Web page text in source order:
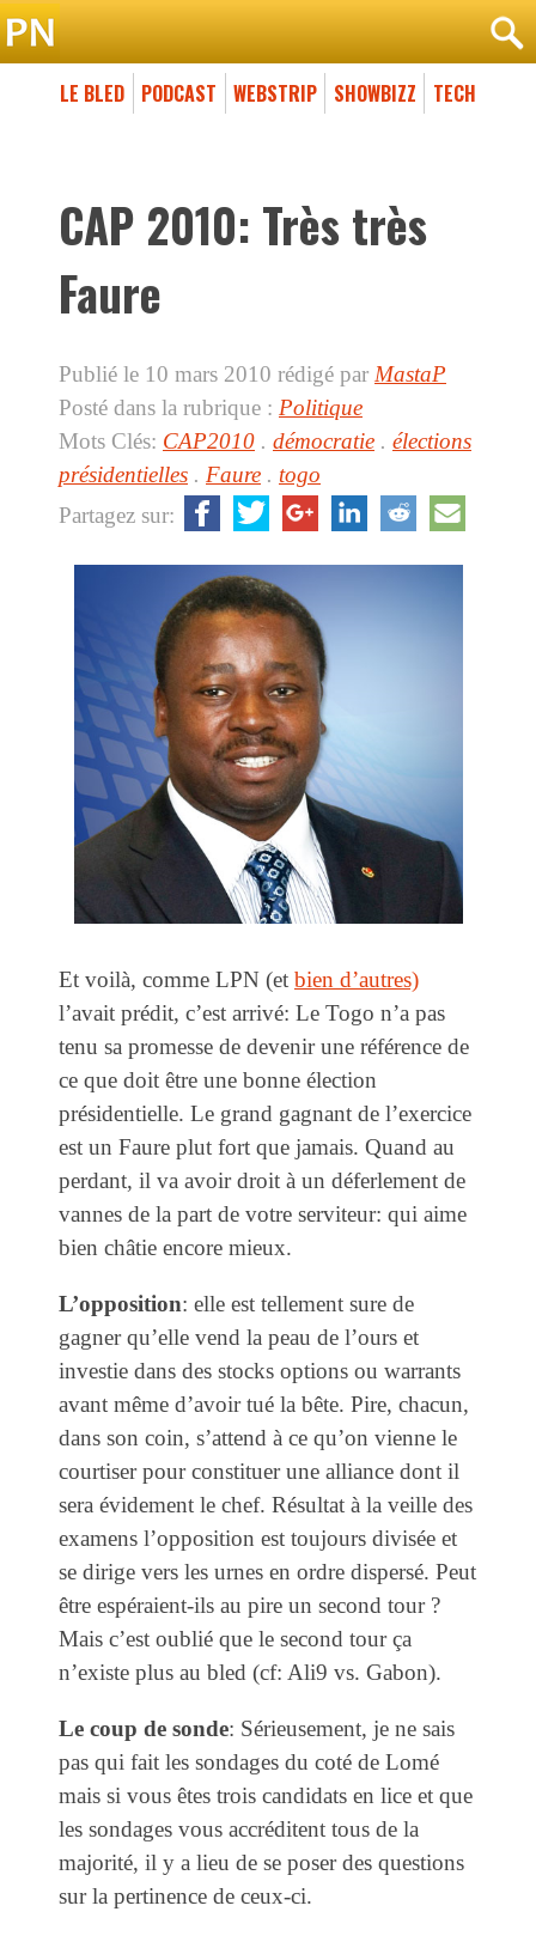
LE BLED PODCAST WEBSTRIP SHOWBIZZ TECH
CAP 2010: Très très
Faure
Publié le 10 mars 2010 rédigé par MastaP
Posté dans la rubrique : Politique
Mots Clés: CAP2010 . démocratie . élections
présidentielles . Faure . togo
Partagez sur:
Et voilà, comme LPN (et bien d’autres)
l’avait prédit, c’est arrivé: Le Togo n’a pas
tenu sa promesse de devenir une référence de
ce que doit être une bonne élection
présidentielle. Le grand gagnant de l’exercice
est un Faure plut fort que jamais. Quand au
perdant, il va avoir droit à un déferlement de
vannes de la part de votre serviteur: qui aime
bien châtie encore mieux.
L’opposition: elle est tellement sure de
gagner qu’elle vend la peau de l’ours et
investie dans des stocks options ou warrants
avant même d’avoir tué la bête. Pire, chacun,
dans son coin, s’attend à ce qu’on vienne le
courtiser pour constituer une alliance dont il
sera évidement le chef. Résultat à la veille des
examens l’opposition est toujours divisée et
se dirige vers les urnes en ordre dispersé. Peut
être espéraient-ils au pire un second tour ?
Mais c’est oublié que le second tour ça
n’existe plus au bled (cf: Ali9 vs. Gabon).
Le coup de sonde: Sérieusement, je ne sais
pas qui fait les sondages du coté de Lomé
mais si vous êtes trois candidats en lice et que
les sondages vous accréditent tous de la
majorité, il y a lieu de se poser des questions
sur la pertinence de ceux-ci.